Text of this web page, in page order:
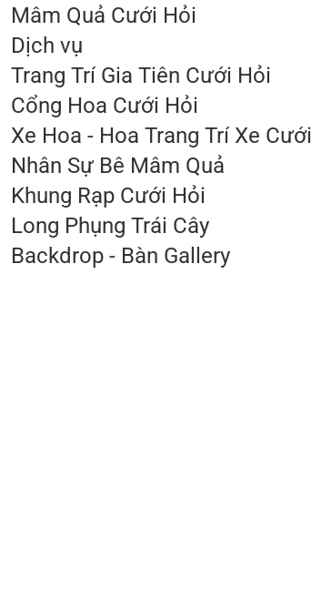
Mâm Quả Cưới Hỏi
Dịch vụ
Trang Trí Gia Tiên Cưới Hỏi
Cổng Hoa Cưới Hỏi
Xe Hoa - Hoa Trang Trí Xe Cưới
Nhân Sự Bê Mâm Quả
Khung Rạp Cưới Hỏi
Long Phụng Trái Cây
Backdrop - Bàn Gallery